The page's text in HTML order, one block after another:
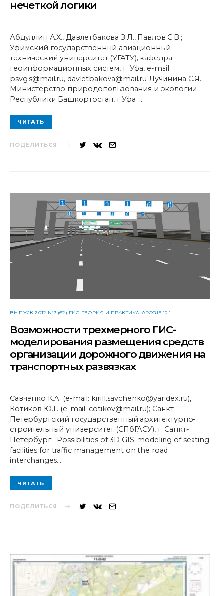
нечеткой логики
Абдуллин А.Х., Давлетбакова З.Л., Павлов С.В.;
Уфимский государственный авиационный
технический университет (УГАТУ), кафедра
геоинформационных систем, г. Уфа, e-mail:
psvgis@mail.ru, davletbakova@mail.ru Лучинина С.Я.;
Министерство природопользования и экологии
Республики Башкортостан, г.Уфа …
ЧИТАТЬ
ПОДЕЛИТЬСЯ
ВЫПУСК 2012 №3 (62) ГИС: ТЕОРИЯ И ПРАКТИКА. ARCGIS 10.1
Возможности трехмерного ГИС-
моделирования размещения средств
организации дорожного движения на
транспортных развязках
Савченко К.А. (e-mail: kirill.savchenko@yandex.ru),
Котиков Ю.Г. (e-mail: cotikov@mail.ru); Санкт-
Петербургский государственный архитектурно-
строительный университет (СПбГАСУ), г. Санкт-
Петербург Possibilities of 3D GIS-modeling of seating
facilities for traffic management on the road
interchanges…
ЧИТАТЬ
ПОДЕЛИТЬСЯ